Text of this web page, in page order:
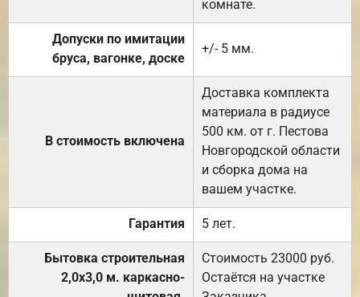
комнате.
Допуски по имитации
бруса, вагонке, доске
+/- 5 мм.
В стоимость включена
Доставка комплекта
материала в радиусе
500 км. от г. Пестова
Новгородской области
и сборка дома на
вашем участке.
Гарантия 5 лет.
Бытовка строительная
2,0х3,0 м. каркасно-
Стоимость 23000 руб.
Остаётся на участке